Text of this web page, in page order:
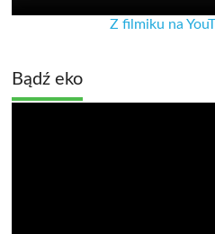
Z filmiku na
Bądź eko